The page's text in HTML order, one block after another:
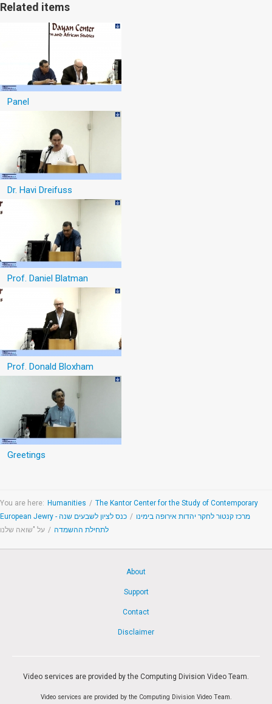
Related items
Panel
Dr. Havi Dreifuss
Prof. Daniel Blatman
Prof. Donald Bloxham
Greetings
You are here: Humanities / The Kantor Center for the Study of Contemporary
European Jewry - מרכז קנטור לחקר יהדות אירופה בימינו / כנס לציון לשבעים שנה
לתחילת ההשמדה / על "שואה שלנו
About
Support
Contact
Disclaimer
Video services are provided by the Computing Division Video Team.
Video services are provided by the Computing Division Video Team.